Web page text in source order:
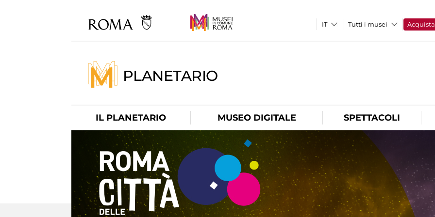
Tutti i musei Acquista
PLANETARIO
IL PLANETARIO MUSEO DIGITALE SPETTACOLI